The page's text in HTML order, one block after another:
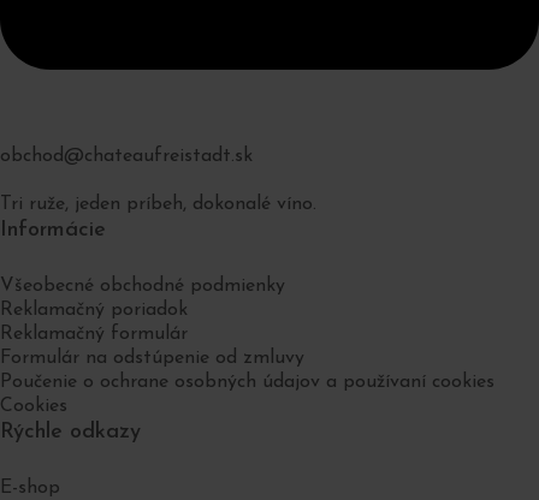
obchod@chateaufreistadt.sk
Tri ruže, jeden príbeh, dokonalé víno.
Informácie
Všeobecné obchodné podmienky
Reklamačný poriadok
Reklamačný formulár
Formulár na odstúpenie od zmluvy
Poučenie o ochrane osobných údajov a používaní cookies
Cookies
Rýchle odkazy
E-shop